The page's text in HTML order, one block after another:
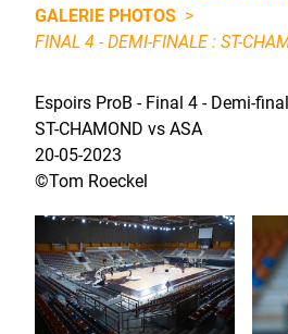
GALERIE PHOTOS >
FINAL 4 - DEMI-FINALE : ST-
Espoirs ProB - Final 4 - Demi-
ST-CHAMOND vs ASA
20-05-2023
©Tom Roeckel